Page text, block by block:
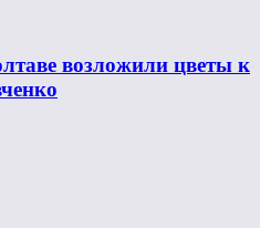
возложили цветы к